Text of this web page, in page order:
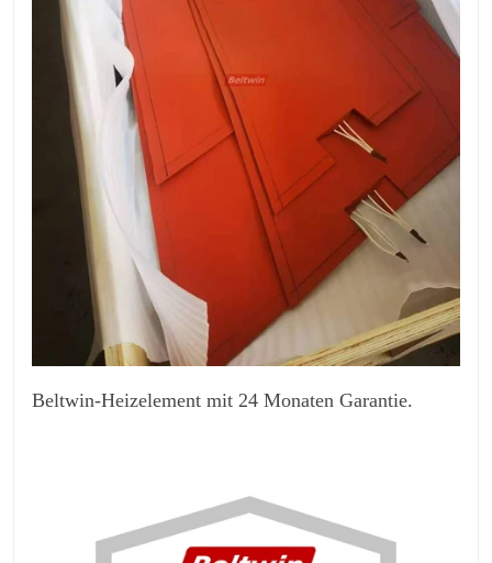
Beltwin-Heizelement mit 24 Monaten Garantie.